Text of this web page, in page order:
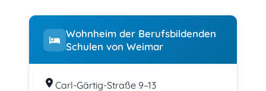
Wohnheim der Berufsbildenden
Schulen von Weimar
Carl-Gärtig-Straße 9–13